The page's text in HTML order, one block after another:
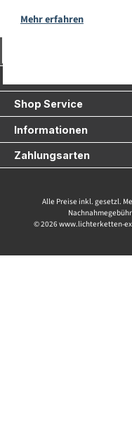
Mehr erfahren
Shop Service
Informationen
Zahlungsarten
Alle Preise inkl. gesetzl.
© 2026 www.lichterketten-